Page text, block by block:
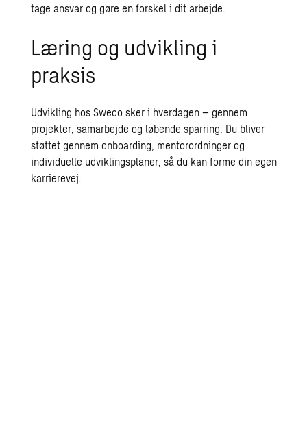
tage ansvar og gøre en forskel i dit arbejde.
Læring og udvikling i
praksis
Udvikling hos Sweco sker i hverdagen – gennem
projekter, samarbejde og løbende sparring. Du bliver
støttet gennem onboarding, mentorordninger og
individuelle udviklingsplaner, så du kan forme din egen
karrierevej.